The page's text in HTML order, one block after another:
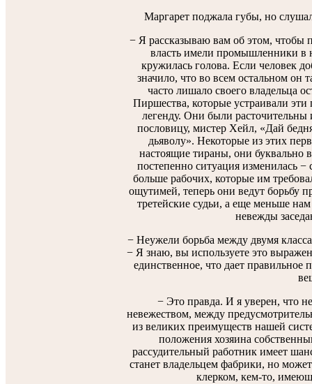
Маргарет поджала губы, но
− Я рассказываю вам об этом, чтобы
власть имели промышленники в
кружилась голова. Если человек
значило, что во всем остальном он
часто лишало своего владельца
Пиршества, которые устраивали
легенду. Они были
пословицу, мистер Хейл, «Дай
дьяволу». Некоторые из этих
настоящие тираны, они буквально
постепенно ситуация изменилась
больше рабочих, которые им
ощутимей, теперь они ведут борьбу
третейские судьи, а еще меньше
невежды
− Неужели борьба между двумя
− Я знаю, вы используете это
единственное, что дает
− Это правда. И я уверен, что
невежеством, между
из великих преимуществ нашей
положения хозяина
рассудительный работник имеет
станет владельцем фабрики, но
клерком, кем-то,